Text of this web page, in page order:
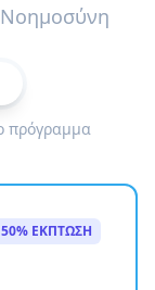
Νοημοσύνη
πρόγραμμα
50% ΕΚΠΤΩΣΗ